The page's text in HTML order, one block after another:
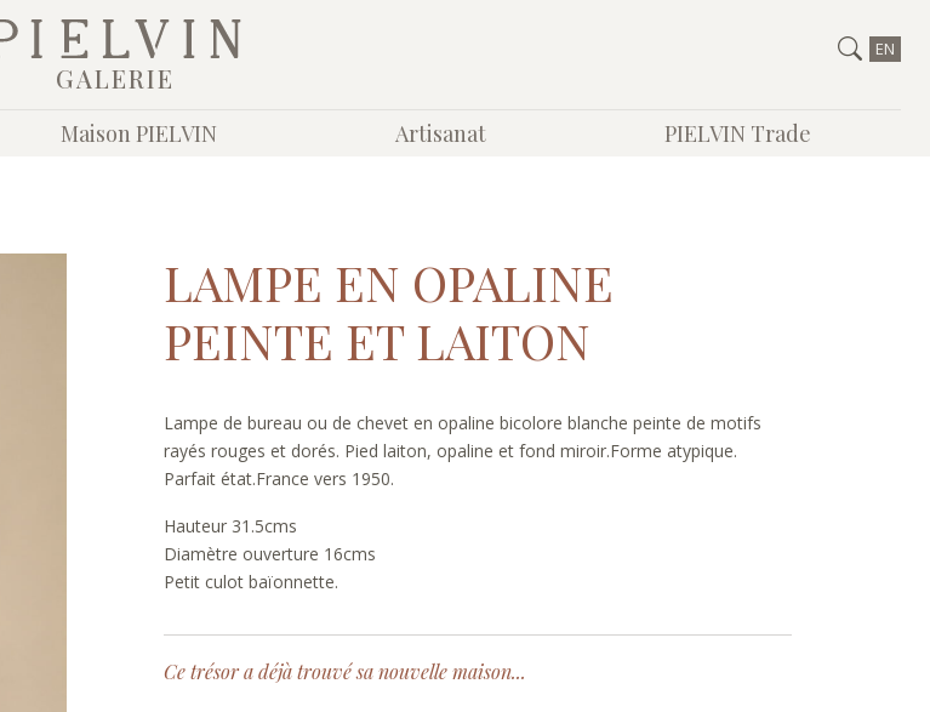
GALERIE
EN
Maison PIELVIN Artisanat PIELVIN Trade
LAMPE EN OPALINE
PEINTE ET LAITON
Lampe de bureau ou de chevet en opaline bicolore blanche peinte de motifs
rayés rouges et dorés. Pied laiton, opaline et fond miroir.Forme atypique.
Parfait état.France vers 1950.
Hauteur 31.5cms
Diamètre ouverture 16cms
Petit culot baïonnette.
Ce trésor a déjà trouvé sa nouvelle maison...